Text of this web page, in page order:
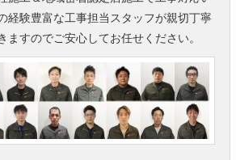
経験豊富な工事担当スタッフが親切丁寧
ますのでご安心してお任せください。